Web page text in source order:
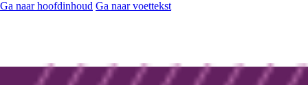
Ga naar hoofdinhoud Ga naar voettekst